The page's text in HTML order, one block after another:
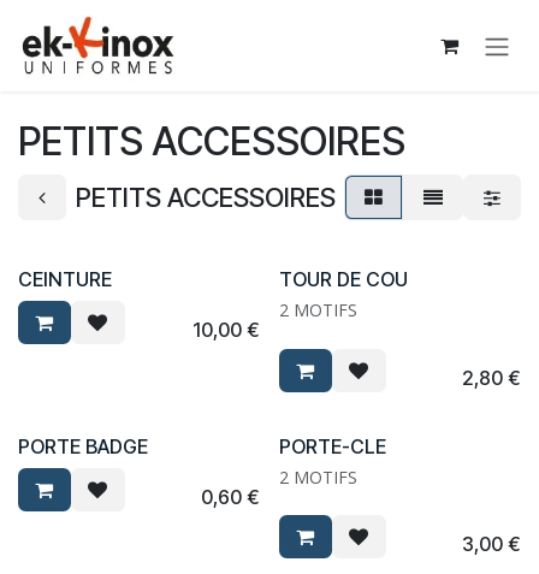
Se rendre au contenu
PETITS ACCESSOIRES
PETITS ACCESSOIRES
CEINTURE
10,00€
TOUR DE COU
2 MOTIFS
2,80€
PORTE BADGE
0,60€
PORTE-CLE
2 MOTIFS
3,00€